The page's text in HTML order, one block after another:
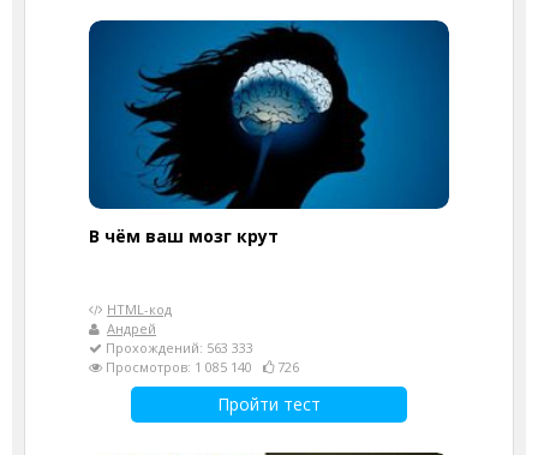
В чём ваш мозг крут
HTML-код
Андрей
Прохождений: 563 333
Просмотров: 1 085 140
726
Пройти тест